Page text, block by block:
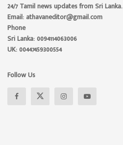
24/7 Tamil news updates from Sri Lanka.
Email: athavaneditor@gmail.com
Phone
Sri Lanka: 0094114063006
UK: 00447459300554
Follow Us